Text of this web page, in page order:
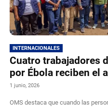
INTERNACIONALES
Cuatro trabajadores
por Ébola reciben el
1 junio, 2026
OMS destaca que cuando las